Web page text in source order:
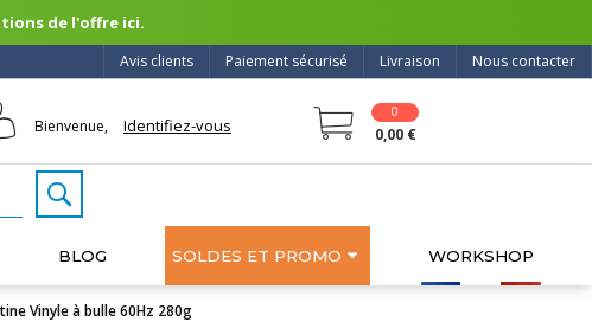
de l'offre ici.
Nous contacter
Livraison
Paiement sécurisé
Avis clients
Bienvenue, Identifiez-vous
0
0,00 €
BLOG SOLDES ET PROMO WORKSHOP
Vinyle à bulle 60Hz 280g